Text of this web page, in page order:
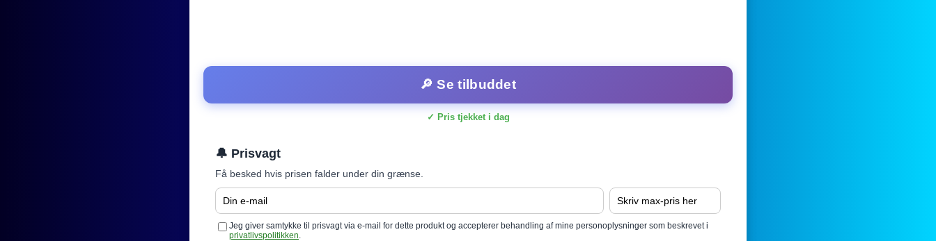
🔎 Se tilbuddet
✓ Pris tjekket i dag
🔔 Prisvagt
Få besked hvis prisen falder under din grænse.
Jeg giver samtykke til prisvagt via e-mail for dette produkt og accepterer behandling af mine personoplysninger som beskrevet i
privatlivspolitikken.